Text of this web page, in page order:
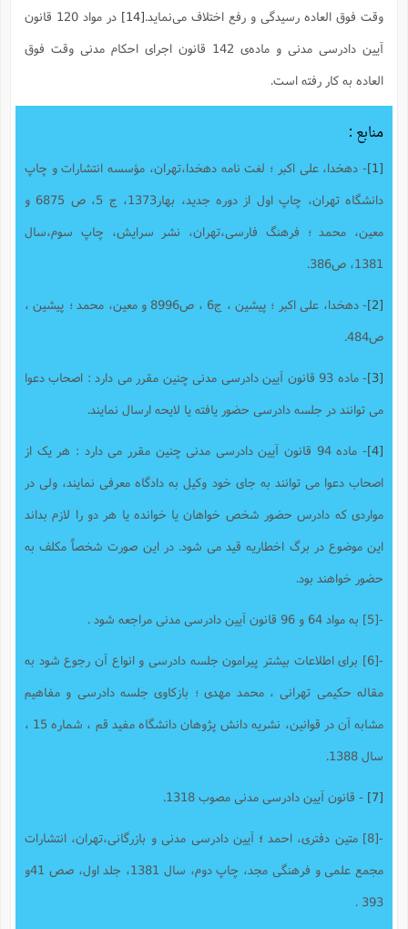
وقت فوق العاده رسیدگی و رفع اختلاف می‌نماید.[14]
در مواد 120 قانون
آیین دادرسی مدنی و ماده‌ی 142 قانون اجرای احکام مدنی وقت فوق
العاده به کار رفته است.
منابع :
- دهخدا، علی اکبر ؛ لغت نامه دهخدا،تهران، مؤسسه انتشارات و چاپ
دانشگاه تهران، چاپ اول از دوره جدید، بهار1373، ج 5، ص 6875 و
معین، محمد ؛ فرهنگ فارسی،تهران، نشر سرایش، چاپ سوم،سال
1381، ص386.
- دهخدا، علی اکبر ؛ پیشین ، ج6 ، ص8996 و معین، محمد ؛ پیشین ،
ص484.
- ماده 93 قانون آیین دادرسی مدنی چنین مقرر می دارد : اصحاب دعوا
می توانند در جلسه دادرسی حضور یافته یا لایحه ارسال نمایند.
- ماده 94 قانون آیین دادرسی مدنی چنین مقرر می دارد : هر یک از
اصحاب دعوا می توانند به جای خود وکیل به دادگاه معرفی نمایند، ولی در
مواردی که دادرس حضور شخص خواهان یا خوانده یا هر دو را لازم بداند
این موضوع در برگ اخطاریه قید می شود. در این صورت شخصاً مکلف به
حضور خواهند بود.
-[5] به مواد 64 و 96 قانون آیین دادرسی مدنی مراجعه شود .
-[6] برای اطلاعات بیشتر پیرامون جلسه دادرسی و انواع آن رجوع شود به
مقاله حکیمی تهرانی ، محمد مهدی ؛ بازکاوی جلسه دادرسی و مفاهیم
مشابه آن در قوانین، نشریه دانش پژوهان دانشگاه مفید قم ، شماره 15 ،
سال 1388.
- قانون آیین دادرسی مدنی مصوب 1318.
-[8] متین دفتری، احمد ؛ آیین دادرسی مدنی و بازرگانی،تهران، انتشارات
مجمع علمی و فرهنگی مجد، چاپ دوم، سال 1381، جلد اول، صص 41و
393 .